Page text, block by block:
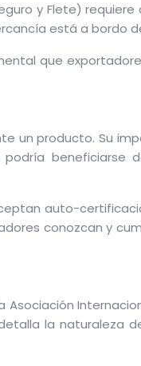
y Flete)
está a bordo
que
un producto. Su
beneficiarse
auto-
conozcan y
la naturaleza